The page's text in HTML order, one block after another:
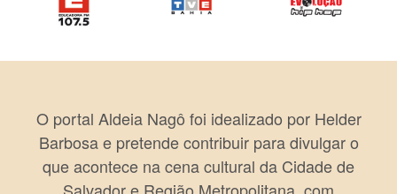
O portal Aldeia Nagô foi idealizado por Helder
Barbosa e pretende contribuir para divulgar o
que acontece na cena cultural da Cidade de